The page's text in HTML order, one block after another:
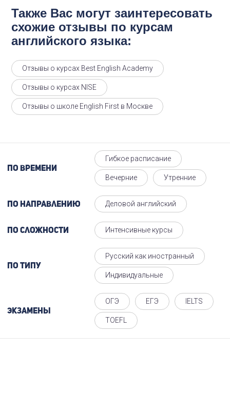
Также Вас могут заинтересовать
схожие отзывы по курсам
английского языка:
Отзывы о курсах Best English Academy
Отзывы о курсах NISE
Отзывы о школе English First в Москве
По времени
Гибкое расписание
Вечерние Утренние
По направлению Деловой английский
По сложности Интенсивные курсы
По типу
Русский как иностранный
Индивидуальные
Экзамены
ОГЭ ЕГЭ IELTS
TOEFL